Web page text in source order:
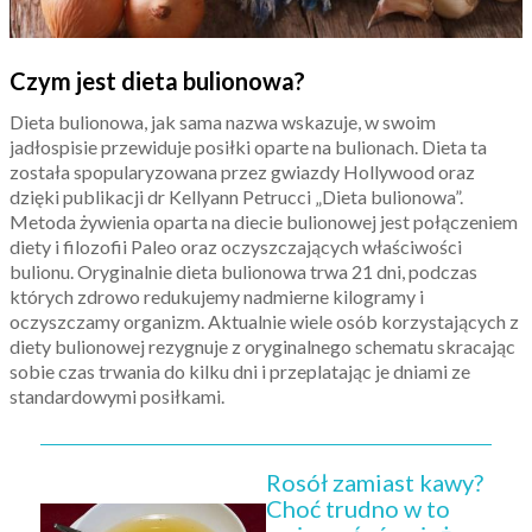
Czym jest dieta bulionowa?
Dieta bulionowa, jak sama nazwa wskazuje, w swoim
jadłospisie przewiduje posiłki oparte na bulionach. Dieta ta
została spopularyzowana przez gwiazdy Hollywood oraz
dzięki publikacji dr Kellyann Petrucci „Dieta bulionowa”.
Metoda żywienia oparta na diecie bulionowej jest połączeniem
diety i filozofii Paleo oraz oczyszczających właściwości
bulionu. Oryginalnie dieta bulionowa trwa 21 dni, podczas
których zdrowo redukujemy nadmierne kilogramy i
oczyszczamy organizm. Aktualnie wiele osób korzystających z
diety bulionowej rezygnuje z oryginalnego schematu skracając
sobie czas trwania do kilku dni i przeplatając je dniami ze
standardowymi posiłkami.
Rosół zamiast kawy?
Choć trudno w to